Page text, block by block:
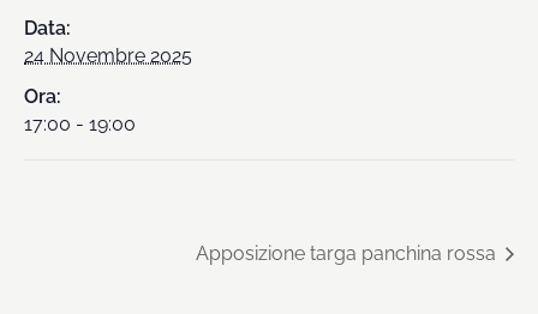
Data:
24 Novembre 2025
Ora:
17:00 - 19:00
Apposizione targa panchina rossa